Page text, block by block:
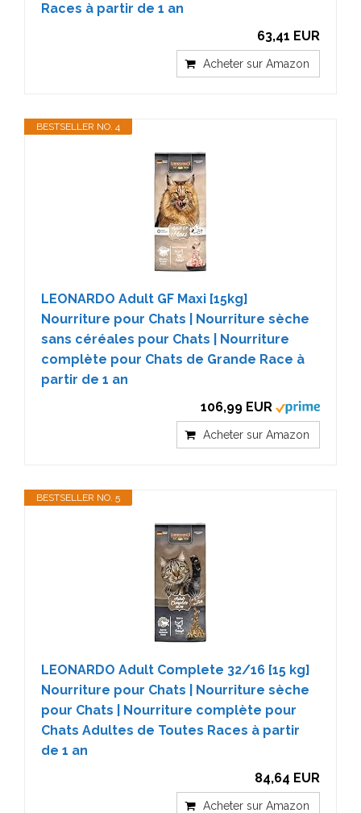
Races à partir de 1 an
63,41 EUR
Acheter sur Amazon
BESTSELLER NO. 4
LEONARDO Adult GF Maxi [15kg]
Nourriture pour Chats | Nourriture sèche
sans céréales pour Chats | Nourriture
complète pour Chats de Grande Race à
partir de 1 an
106,99 EUR
Acheter sur Amazon
BESTSELLER NO. 5
LEONARDO Adult Complete 32/16 [15 kg]
Nourriture pour Chats | Nourriture sèche
pour Chats | Nourriture complète pour
Chats Adultes de Toutes Races à partir
de 1 an
84,64 EUR
Acheter sur Amazon